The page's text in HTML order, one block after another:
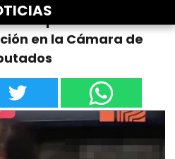
por desconocer
en la Cámara de